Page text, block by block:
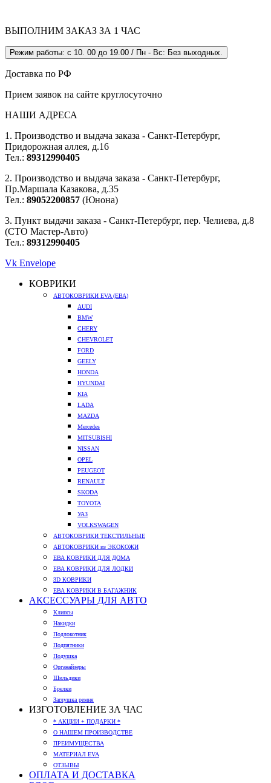
ВЫПОЛНИМ ЗАКАЗ ЗА 1 ЧАС
Режим работы: с 10. 00 до 19.00 / Пн - Вс: Без выходных.
Доставка по РФ
Прием заявок на сайте круглосуточно
НАШИ АДРЕСА
1. Производство и выдача заказа - Санкт-Петербург,
Придорожная аллея, д.16
Тел.: 89312990405
2. Производство и выдача заказа - Санкт-Петербург,
Пр.Маршала Казакова, д.35
Тел.: 89052200857 (Юнона)
3. Пункт выдачи заказа - Санкт-Петербург, пер. Челиева, д.8
(СТО Мастер-Авто)
Тел.: 89312990405
Vk Envelope
КОВРИКИ
АВТОКОВРИКИ EVA (ЕВА)
AUDI
BMW
CHERY
CHEVROLET
FORD
GEELY
HONDA
HYUNDAI
KIA
LADA
MAZDA
Mercedes
MITSUBISHI
NISSAN
OPEL
PEUGEOT
RENAULT
SKODA
TOYOTA
УАЗ
VOLKSWAGEN
АВТОКОВРИКИ ТЕКСТИЛЬНЫЕ
АВТОКОВРИКИ из ЭКОКОЖИ
ЕВА КОВРИКИ ДЛЯ ДОМА
ЕВА КОВРИКИ ДЛЯ ЛОДКИ
3D КОВРИКИ
ЕВА КОВРИКИ В БАГАЖНИК
АКСЕССУАРЫ ДЛЯ АВТО
Клипсы
Накидки
Подлокотник
Подпятники
Подушка
Органайзеры
Шильдики
Брелки
Заглушка ремня
ИЗГОТОВЛЕНИЕ ЗА ЧАС
* АКЦИИ + ПОДАРКИ *
О НАШЕМ ПРОИЗВОДСТВЕ
ПРЕИМУЩЕСТВА
МАТЕРИАЛ EVA
ОТЗЫВЫ
ОПЛАТА И ДОСТАВКА